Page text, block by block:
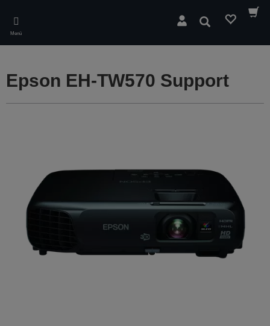
main
content
Menü
Suchen
Epson EH-TW570 Support